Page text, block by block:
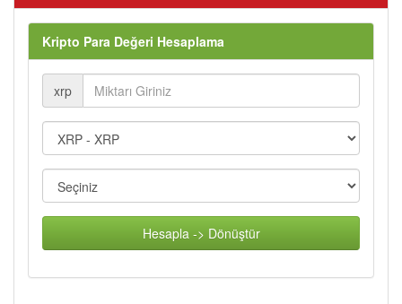
Kripto Para Değeri Hesaplama
xrp
Hesapla -> Dönüştür